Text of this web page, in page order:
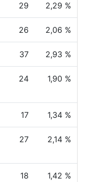
29 2,29 %
26 2,06 %
37 2,93 %
24 1,90 %
17 1,34 %
27 2,14 %
18 1,42 %